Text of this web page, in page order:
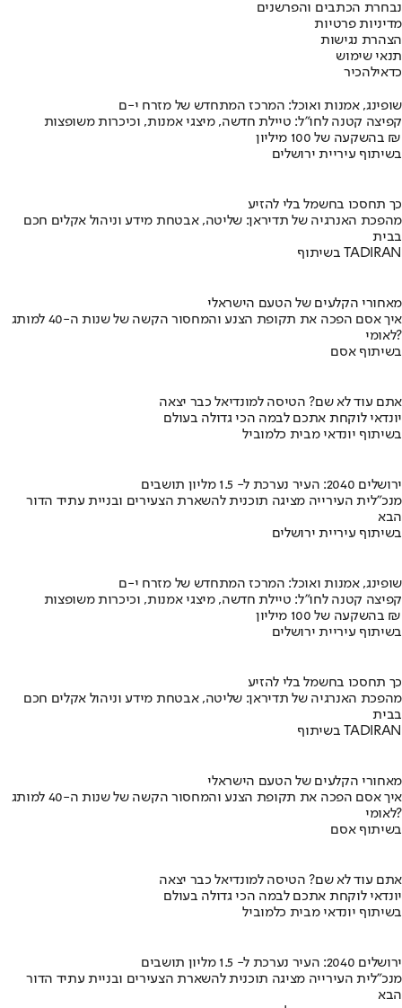
נבחרת הכתבים והפרשנים
מדיניות פרטיות
הצהרת נגישות
תנאי שימוש
כדאילהכיר
שופינג, אמנות ואוכל: המרכז המתחדש של מזרח י-ם
קפיצה קטנה לחו"ל: טיילת חדשה, מיצגי אמנות, וכיכרות משופצות
בהשקעה של 100 מיליון ₪
בשיתוף עיריית ירושלים
כך תחסכו בחשמל בלי להזיע
מהפכת האנרגיה של תדיראן: שליטה, אבטחת מידע וניהול אקלים חכם
בבית
בשיתוף TADIRAN
מאחורי הקלעים של הטעם הישראלי
איך אסם הפכה את תקופת הצנע והמחסור הקשה של שנות ה-40 למותג
לאומי?
בשיתוף אסם
אתם עוד לא שם? הטיסה למונדיאל כבר יצאה
יונדאי לוקחת אתכם לבמה הכי גדולה בעולם
בשיתוף יונדאי מבית כלמוביל
ירושלים 2040: העיר נערכת ל- 1.5 מליון תושבים
מנכ"לית העירייה מציגה תוכנית להשארת הצעירים ובניית עתיד הדור
הבא
בשיתוף עיריית ירושלים
שופינג, אמנות ואוכל: המרכז המתחדש של מזרח י-ם
קפיצה קטנה לחו"ל: טיילת חדשה, מיצגי אמנות, וכיכרות משופצות
בהשקעה של 100 מיליון ₪
בשיתוף עיריית ירושלים
כך תחסכו בחשמל בלי להזיע
מהפכת האנרגיה של תדיראן: שליטה, אבטחת מידע וניהול אקלים חכם
בבית
בשיתוף TADIRAN
מאחורי הקלעים של הטעם הישראלי
איך אסם הפכה את תקופת הצנע והמחסור הקשה של שנות ה-40 למותג
לאומי?
בשיתוף אסם
אתם עוד לא שם? הטיסה למונדיאל כבר יצאה
יונדאי לוקחת אתכם לבמה הכי גדולה בעולם
בשיתוף יונדאי מבית כלמוביל
ירושלים 2040: העיר נערכת ל- 1.5 מליון תושבים
מנכ"לית העירייה מציגה תוכנית להשארת הצעירים ובניית עתיד הדור
הבא